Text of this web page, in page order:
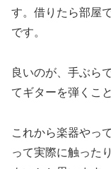
す。借りたら部屋
です。
良いのが、手ぶら
てギターを弾くこ
これから楽器やっ
って実際に触った